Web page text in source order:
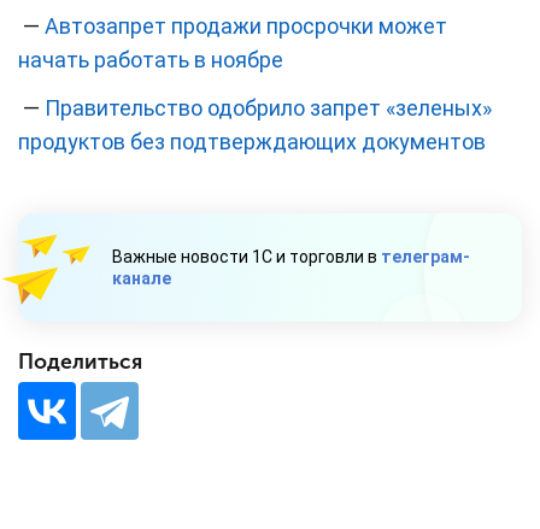
— Автозапрет продажи просрочки может
начать работать в ноябре
— Правительство одобрило запрет «зеленых»
продуктов без подтверждающих документов
Важные новости 1С и торговли в телеграм-
канале
Поделиться